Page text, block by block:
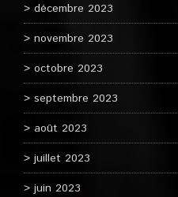
décembre 2023
novembre 2023
octobre 2023
septembre 2023
août 2023
juillet 2023
juin 2023